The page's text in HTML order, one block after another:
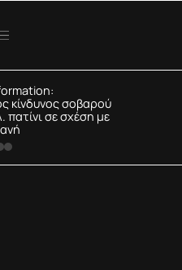
κίνδυνος σοβαρού
σε σχέση με